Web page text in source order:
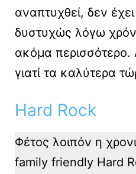
αναπτυχθεί, δεν
δυστυχώς λόγω
ακόμα
γιατί τα καλύτερα
Hard Rock
Φέτος λοιπόν η
family friendly Hard